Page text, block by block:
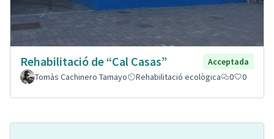
Rehabilitació de “Cal Casas”
Acceptada
Tomàs Cachinero Tamayo
Rehabilitació ecològica 0 0